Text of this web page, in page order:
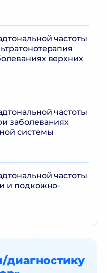
частоты
верхних
частоты
заболеваниях
системы
частоты
и подкожно-
диагностику